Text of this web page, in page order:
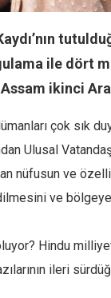
ile dört
ikinci
çok sık
Ulusal
nüfusun ve
ve
Hindu
ileri